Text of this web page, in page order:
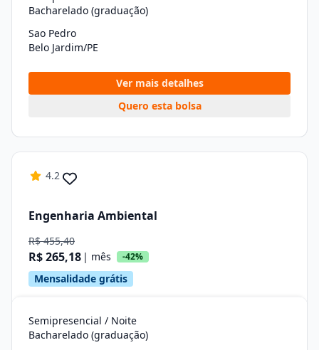
Bacharelado (graduação)
Sao Pedro
Belo Jardim/PE
Ver mais detalhes
Quero esta bolsa
4.2
Engenharia Ambiental
R$ 455,40
R$ 265,18 | mês -42%
Mensalidade grátis
Semipresencial / Noite
Bacharelado (graduação)